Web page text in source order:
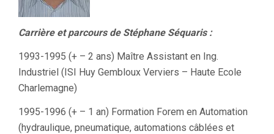
Carrière et parcours de Stéphane Séquaris :
1993-1995 (+ – 2 ans) Maître Assistant en Ing.
Industriel (ISI Huy Gembloux Verviers – Haute Ecole
Charlemagne)
1995-1996 (+ – 1 an) Formation Forem en Automation
(hydraulique, pneumatique, automations câblées et